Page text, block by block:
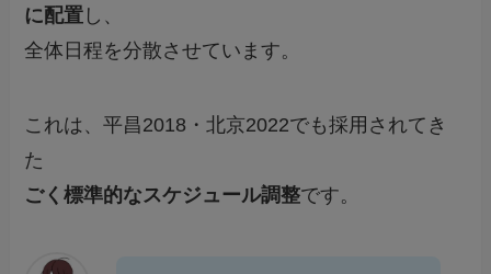
に配置 し、
全体日程を分散させています。
これは、平昌2018・北京2022でも採用されてき
た
ごく標準的なスケジュール調整です。